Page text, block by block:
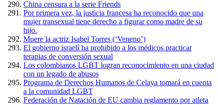
China censura a la serie Friends
Por primera vez, la justicia francesa ha reconocido que una
mujer transexual tiene derecho a figurar como madre de su
hijo.
Muere la actriz Isabel Torres (‘Veneno’)
El gobierno israelí ha prohibido a los médicos practicar
terapias de conversión sexual
Los colombianos LGBT logran reconocimiento en una ciudad
con un legado de abusos
Programa de Derechos Humanos de Celaya tomará en cuenta
a la comunidad LGBT
Federación de Natación de EU cambia reglamento por atleta